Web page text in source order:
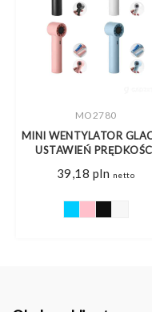
MO2780
MINI WENTYLATOR
USTAWIEŃ
39,18 pln netto